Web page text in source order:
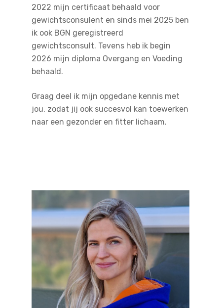
2022 mijn certificaat behaald voor
gewichtsconsulent en sinds mei 2025 ben
ik ook BGN geregistreerd
gewichtsconsult. Tevens heb ik begin
2026 mijn diploma Overgang en Voeding
behaald.
Graag deel ik mijn opgedane kennis met
jou, zodat jij ook succesvol kan toewerken
naar een gezonder en fitter lichaam.